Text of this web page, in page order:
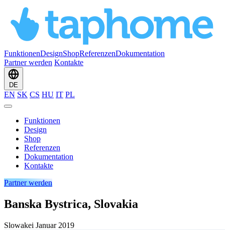
FunktionenDesignShopReferenzenDokumentation
Partner werden Kontakte
DE
EN SK CS HU IT PL
Funktionen
Design
Shop
Referenzen
Dokumentation
Kontakte
Partner werden
Banska Bystrica, Slovakia
Slowakei Januar 2019